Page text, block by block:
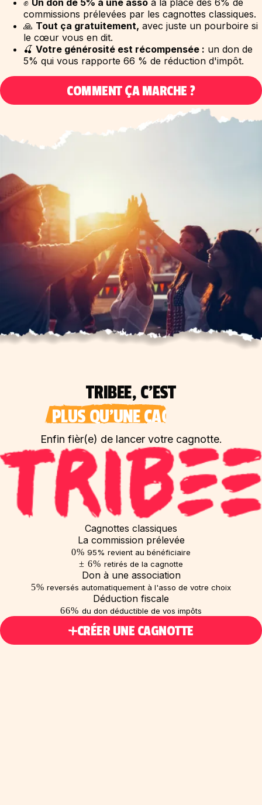
commissions prélevées par les cagnottes classiques.
🙏 Tout ça gratuitement, avec juste un pourboire si
le cœur vous en dit.
🍒 Votre générosité est récompensée : un don de
5% qui vous rapporte 66 % de réduction d'impôt.
COMMENT ÇA MARCHE ?
TRIBEE, C'EST
PLUS QU'UNE CAGNOTTE
Enfin fièr(e) de lancer votre cagnotte.
Cagnottes classiques
La commission prélevée
0% 95% revient au bénéficiaire
± 6% retirés de la cagnotte
Don à une association
5% reversés automatiquement à l'asso de votre choix
Déduction fiscale
66% du don déductible de vos impôts
CRÉER UNE CAGNOTTE